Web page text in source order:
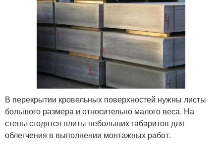
В перекрытии кровельных поверхностей нужны листы
большого размера и относительно малого веса. На
стены сгодятся плиты небольших габаритов для
облегчения в выполнении монтажных работ.